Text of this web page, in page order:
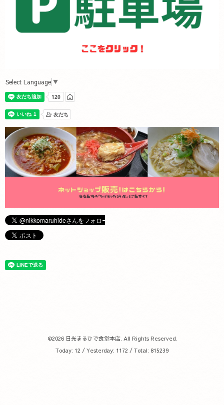
Select Language ▼
©2026 日光まるひで食堂本店. All Rights Reserved.
Today: 12 / Yesterday: 1172 / Total: 815239